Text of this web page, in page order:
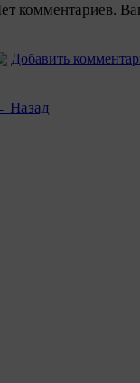
комментариев.
Добавить
Назад